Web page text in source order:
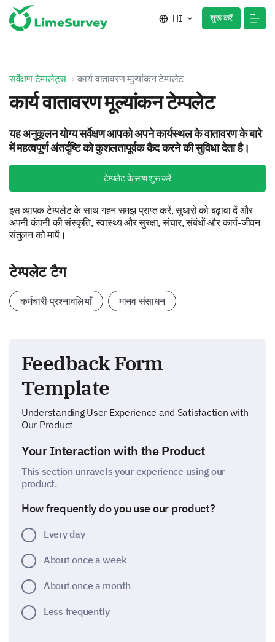
HI शुरू करें
सर्वेक्षण टेम्पलेट्स कार्य वातावरण मूल्यांकन टेम्पलेट
कार्य वातावरण मूल्यांकन टेम्पलेट
यह अनुकूलन योग्य सर्वेक्षण आपको अपने कार्यस्थल के वातावरण के बारे
में महत्वपूर्ण अंतर्दृष्टि को कुशलतापूर्वक कैद करने की सुविधा देता है।
टेम्पलेट के साथ शुरू करें
इस व्यापक टेम्पलेट के साथ गहन समझ प्राप्त करें, सुधारों को बढ़ावा दें और
अपनी कंपनी की संस्कृति, स्वास्थ्य और सुरक्षा, संचार, संबंधों और कार्य-जीवन
संतुलन को मापें।
टेम्पलेट टैग
कर्मचारी प्रश्नावलियाँ मानव संसाधन
Feedback Form
Template
Understanding User Experience and Satisfaction with
Our Product
Your Interaction with the Product
This section unravels your experience using our
product.
How frequently do you use our product?
Every day
About once a week
About once a month
Less frequently